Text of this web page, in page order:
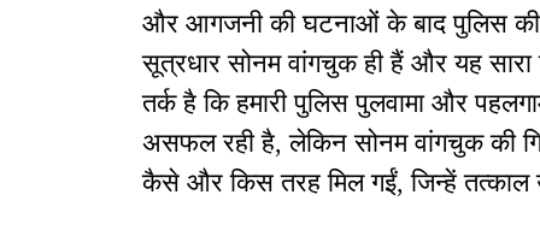
और आगजनी की घटनाओं के बाद पुलिस की
सूत्रधार सोनम वांगचुक ही हैं और यह सारा
तर्क है कि हमारी पुलिस पुलवामा और
असफल रही है, लेकिन सोनम वांगचुक की
कैसे और किस तरह मिल गईं, जिन्हें तत्काल